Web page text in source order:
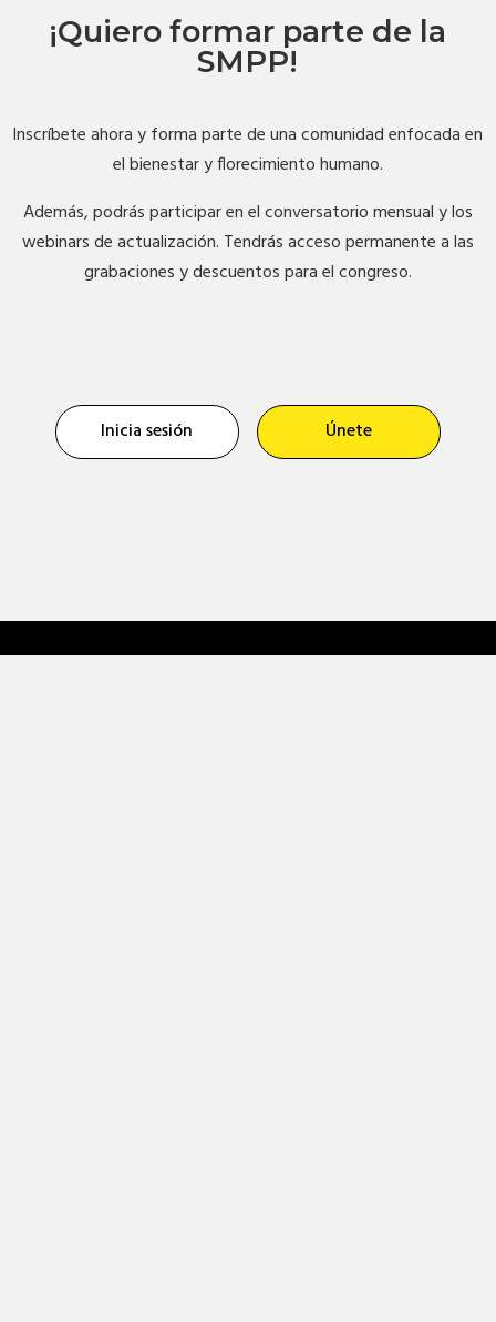
¡Quiero formar parte de la
SMPP!
Inscríbete ahora y forma parte de una comunidad enfocada en
el bienestar y florecimiento humano.
Además, podrás participar en el conversatorio mensual y los
webinars de actualización. Tendrás acceso permanente a las
grabaciones y descuentos para el congreso.
Inicia sesión Únete